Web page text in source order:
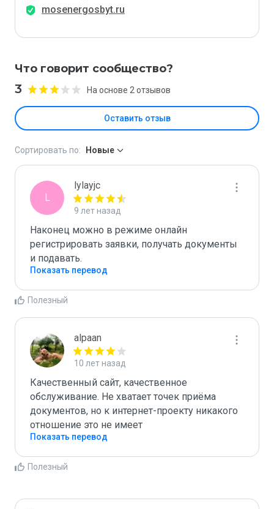
mosenergosbyt.ru
Что говорит сообщество?
3 На основе 2 отзывов
Оставить отзыв
Сортировать по: Новые
L
lylayjc
9 лет назад
Наконец можно в режиме онлайн
регистрировать заявки, получать документы
и подавать.
Показать перевод
Полезный
alpaan
10 лет назад
Качественный сайт, качественное
обслуживание. Не хватает точек приёма
документов, но к интернет-проекту никакого
отношение это не имеет
Показать перевод
Полезный